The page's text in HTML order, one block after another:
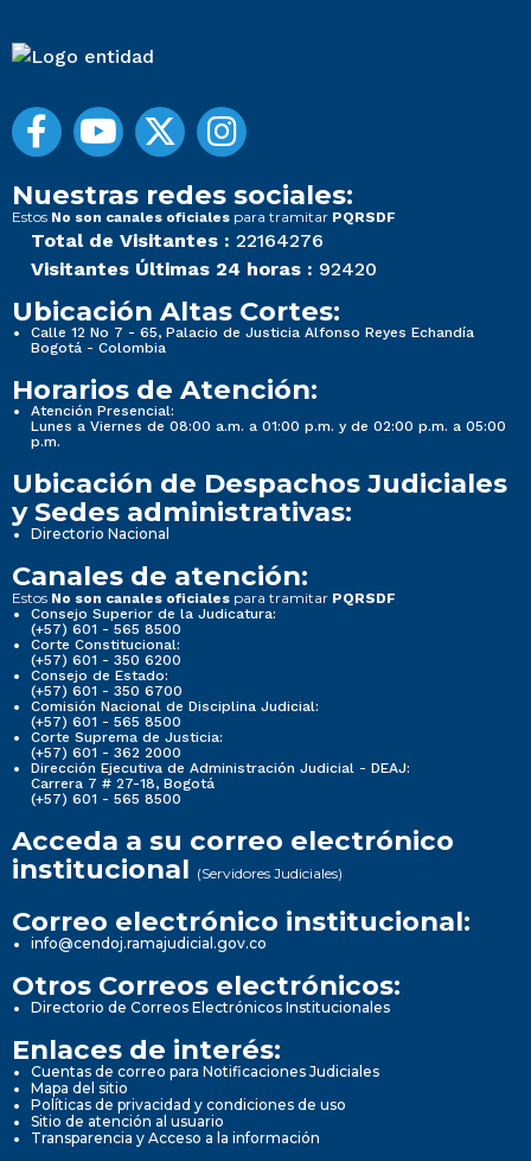
Nuestras redes sociales:
Estos No son canales oficiales para tramitar PQRSDF
Total de Visitantes : 22164276
Visitantes Últimas 24 horas : 92420
Ubicación Altas Cortes:
Calle 12 No 7 - 65, Palacio de Justicia Alfonso Reyes Echandía
Bogotá - Colombia
Horarios de Atención:
Atención Presencial:
Lunes a Viernes de 08:00 a.m. a 01:00 p.m. y de 02:00 p.m. a 05:00
p.m.
Ubicación de Despachos Judiciales
y Sedes administrativas:
Directorio Nacional
Canales de atención:
Estos No son canales oficiales para tramitar PQRSDF
Consejo Superior de la Judicatura:
(+57) 601 - 565 8500
Corte Constitucional:
(+57) 601 - 350 6200
Consejo de Estado:
(+57) 601 - 350 6700
Comisión Nacional de Disciplina Judicial:
(+57) 601 - 565 8500
Corte Suprema de Justicia:
(+57) 601 - 362 2000
Dirección Ejecutiva de Administración Judicial - DEAJ:
Carrera 7 # 27-18, Bogotá
(+57) 601 - 565 8500
Acceda a su correo electrónico
institucional (Servidores Judiciales)
Correo electrónico institucional:
info@cendoj.ramajudicial.gov.co
Otros Correos electrónicos:
Directorio de Correos Electrónicos Institucionales
Enlaces de interés:
Cuentas de correo para Notificaciones Judiciales
Mapa del sitio
Políticas de privacidad y condiciones de uso
Sitio de atención al usuario
Transparencia y Acceso a la información